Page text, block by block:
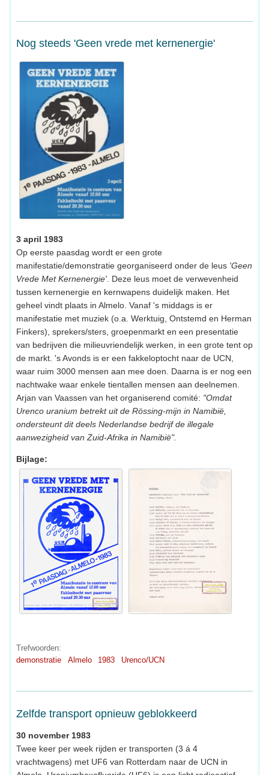
Nog steeds 'Geen vrede met kernenergie'
3 april 1983
Op eerste paasdag wordt er een grote
manifestatie/demonstratie georganiseerd onder de leus 'Geen
Vrede Met Kernenergie' . Deze leus moet de verwevenheid
tussen kernenergie en kernwapens duidelijk maken. Het
geheel vindt plaats in Almelo. Vanaf 's middags is er
manifestatie met muziek (o.a. Werktuig, Ontstemd en Herman
Finkers), sprekers/sters, groepenmarkt en een presentatie
van bedrijven die milieuvriendelijk werken, in een grote tent op
de markt. 's Avonds is er een fakkeloptocht naar de UCN,
waar ruim 3000 mensen aan mee doen. Daarna is er nog een
nachtwake waar enkele tientallen mensen aan deelnemen.
Arjan van Vaassen van het organiserend comité: "Omdat
Urenco uranium betrekt uit de Rössing-mijn in Namibië,
ondersteunt dit deels Nederlandse bedrijf de illegale
aanwezigheid van Zuid-Afrika in Namibië".
Bijlage:
Trefwoorden:
demonstratie
Almelo 1983 Urenco/UCN
Zelfde transport opnieuw geblokkeerd
30 november 1983
Twee keer per week rijden er transporten (3 á 4
vrachtwagens) met UF6 van Rotterdam naar de UCN in